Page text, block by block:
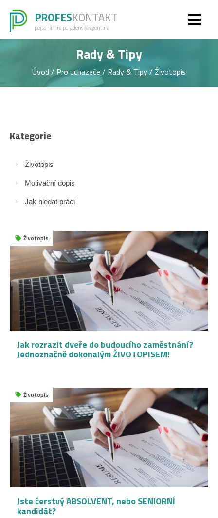
PROFESKONTAKT
personální a poradenská agentura
Rady & Tipy
Úvod / Pro uchazeče / Rady & Tipy/ Životopis
Kategorie
Životopis
Motivační dopis
Jak hledat práci
Životopis
Jak rozrazit dveře do budoucího zaměstnání?
Jednoznačně dokonalým ŽIVOTOPISEM!
Životopis
Jste čerstvý ABSOLVENT, nebo SENIORNÍ
kandidát?